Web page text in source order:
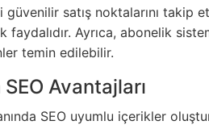
satış noktalarını takip
Ayrıca, abonelik
temin edilebilir.
Avantajları
SEO uyumlu içerikler